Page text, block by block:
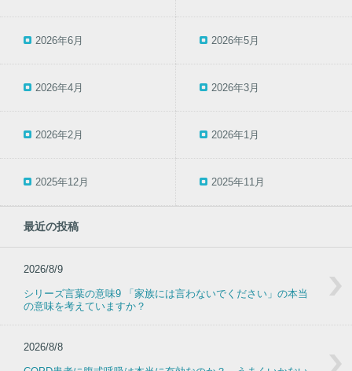
2026年6月 2026年5月
2026年4月 2026年3月
2026年2月 2026年1月
2025年12月 2025年11月
最近の投稿
2026/8/9
シリーズ言葉の意味9 「家族には言わないでください」の本当
の意味を考えていますか？
2026/8/8